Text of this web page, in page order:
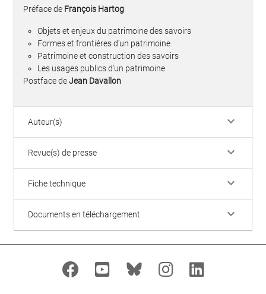
Préface de François Hartog
Objets et enjeux du patrimoine des savoirs
Formes et frontières d'un patrimoine
Patrimoine et construction des savoirs
Les usages publics d'un patrimoine
Postface deJean Davallon
Auteur(s) keyboard_arrow_down
Revue(s) de presse keyboard_arrow_down
Fiche technique keyboard_arrow_down
Documents en téléchargement keyboard_arrow_down